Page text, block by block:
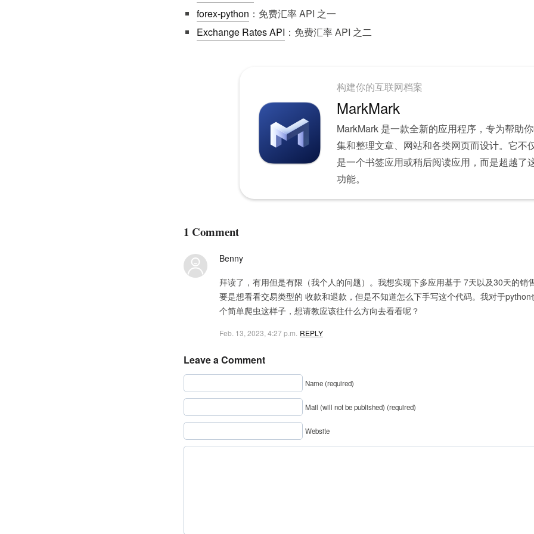
forex-python ：免费汇率 API 之一
Exchange Rates API ：免费汇率 API 之二
构建你的互联网档案
MarkMark
MarkMark 是一款全新的应用程序，专为帮助
集和整理文章、网站和各类网页而设计。它不
是一个书签应用或稍后阅读应用，而是超越了
功能。
1 Comment
Benny
拜读了，有用但是有限（我个人的问题）。我想实现下多应用基于 7天以及30天的销
要是想看看交易类型的 收款和退款，但是不知道怎么下手写这个代码。我对于
个简单爬虫这样子，想请教应该往什么方向去看看呢？
Feb. 13, 2023, 4:27 p.m. REPLY
Leave a Comment
Name (required)
Mail (will not be published) (required)
Website